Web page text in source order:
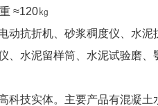
≈120㎏
抗折机、砂浆稠度仪、水
水泥留样筒、水泥试验磨
技实体。主要产品有混凝